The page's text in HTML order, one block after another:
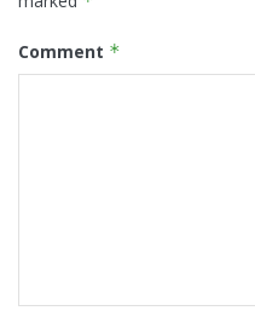
Comment *